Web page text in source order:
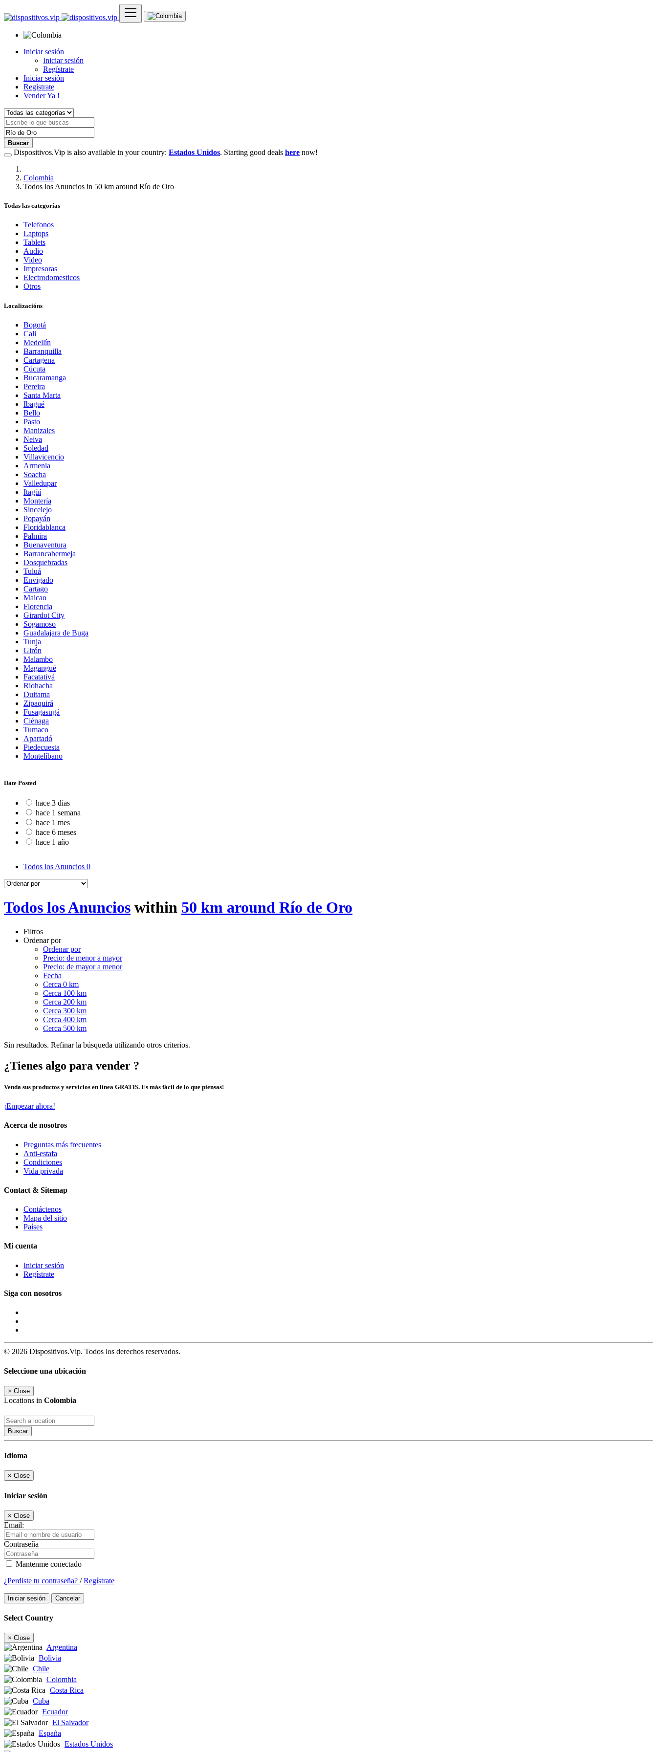
Iniciar sesión
Iniciar sesión
Regístrate
Iniciar sesión
Regístrate
Vender Ya !
Buscar
Dispositivos.Vip is also available in your country: Estados Unidos. Starting good deals here now!
Colombia
Todos los Anuncios in 50 km around Río de Oro
Todas las categorías
Telefonos
Laptops
Tablets
Audio
Video
Impresoras
Electrodomesticos
Otros
Localizacións
Bogotá
Cali
Medellín
Barranquilla
Cartagena
Cúcuta
Bucaramanga
Pereira
Santa Marta
Ibagué
Bello
Pasto
Manizales
Neiva
Soledad
Villavicencio
Armenia
Soacha
Valledupar
Itagüí
Montería
Sincelejo
Popayán
Floridablanca
Palmira
Buenaventura
Barrancabermeja
Dosquebradas
Tuluá
Envigado
Cartago
Maicao
Florencia
Girardot City
Sogamoso
Guadalajara de Buga
Tunja
Girón
Malambo
Magangué
Facatativá
Riohacha
Duitama
Zipaquirá
Fusagasugá
Ciénaga
Tumaco
Apartadó
Piedecuesta
Montelíbano
Date Posted
hace 3 días
hace 1 semana
hace 1 mes
hace 6 meses
hace 1 año
Todos los Anuncios 0
Todos los Anuncios within 50 km around Río de Oro
Filtros
Ordenar por
Ordenar por
Precio: de menor a mayor
Precio: de mayor a menor
Fecha
Cerca 0 km
Cerca 100 km
Cerca 200 km
Cerca 300 km
Cerca 400 km
Cerca 500 km
Sin resultados. Refinar la búsqueda utilizando otros criterios.
¿Tienes algo para vender ?
Venda sus productos y servicios en línea GRATIS. Es más fácil de lo que piensas!
¡Empezar ahora!
Acerca de nosotros
Preguntas más frecuentes
Anti-estafa
Condiciones
Vida privada
Contact & Sitemap
Contáctenos
Mapa del sitio
Países
Mi cuenta
Iniciar sesión
Regístrate
Siga con nosotros
© 2026 Dispositivos.Vip. Todos los derechos reservados.
Seleccione una ubicación
× Close
Locations in Colombia
Buscar
Idioma
× Close
Iniciar sesión
× Close
Email:
Contraseña
Mantenme conectado
¿Perdiste tu contraseña? /Regístrate
Iniciar sesión Cancelar
Select Country
× Close
Argentina
Bolivia
Chile
Colombia
Costa Rica
Cuba
Ecuador
El Salvador
España
Estados Unidos